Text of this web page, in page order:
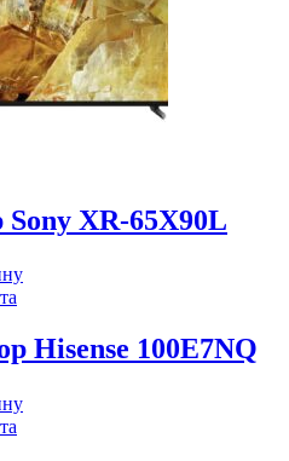
Sony XR-65X90L
Hisense 100E7NQ